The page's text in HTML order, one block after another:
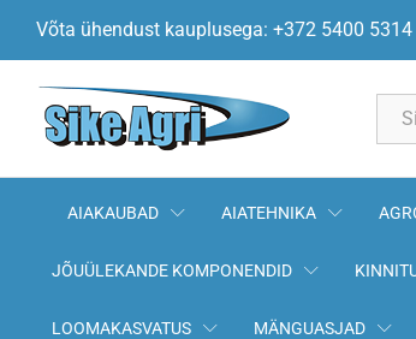
Võta ühendust kauplusega: +372 5400 5314
AIAKAUBAD AIATEHNIKA
JÕUÜLEKANDE KOMPONENDID
LOOMAKASVATUS MÄNGUASJAD